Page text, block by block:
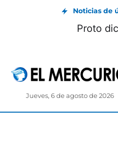
Noticias de
Jueves, 6 de agosto de 2026